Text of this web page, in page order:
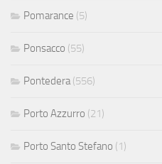
Pomarance (5)
Ponsacco (55)
Pontedera (556)
Porto Azzurro (21)
Porto Santo Stefano (1)